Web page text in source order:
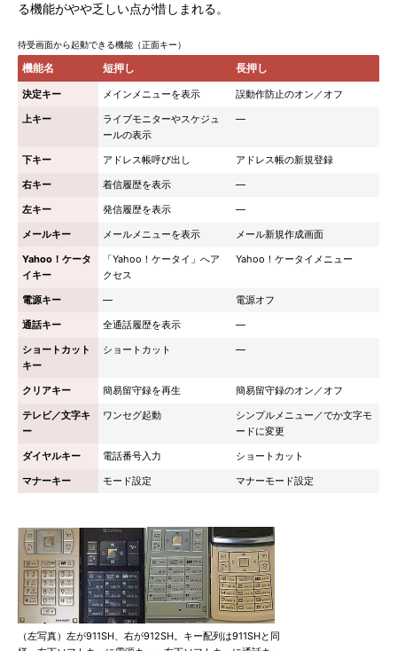
る機能がやや乏しい点が惜しまれる。
待受画面から起動できる機能（正面キー）
機能名 短押し 長押し
決定キー メインメニューを表示
誤動作防止のオン／オフ
上キー
ライブモニターやスケジュ
ールの表示
―
下キー アドレス帳呼び出し
アドレス帳の新規登録
右キー
着信履歴を表示
―
左キー
発信履歴を表示
―
メールキー
メールメニューを表示
メール新規作成画面
Yahoo！ケータ
イキー
「Yahoo！ケータイ」へア
クセス
Yahoo！ケータイメニュー
電源キー ―
電源オフ
通話キー
全通話履歴を表示
―
ショートカット
キー
ショートカット ―
クリアキー 簡易留守録を再生
簡易留守録のオン／オフ
テレビ／文字キ
ー
ワンセグ起動
シンプルメニュー／でか文字モ
ードに変更
ダイヤルキー
電話番号入力
ショートカット
マナーキー
モード設定 マナーモード設定
（左写真）左が911SH、右が912SH。キー配列は911SHと同